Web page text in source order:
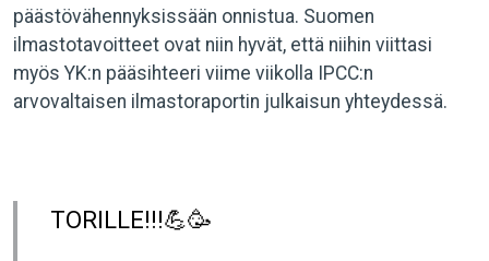
päästövähennyksissään onnistua. Suomen
ilmastotavoitteet ovat niin hyvät, että niihin viittasi
myös YK:n pääsihteeri viime viikolla IPCC:n
arvovaltaisen ilmastoraportin julkaisun yhteydessä.
TORILLE!!!💪🥳